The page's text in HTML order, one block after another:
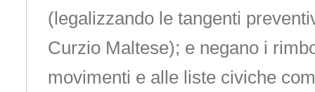
(legalizzando le tangenti
Curzio Maltese); e negano i
movimenti e alle liste civiche